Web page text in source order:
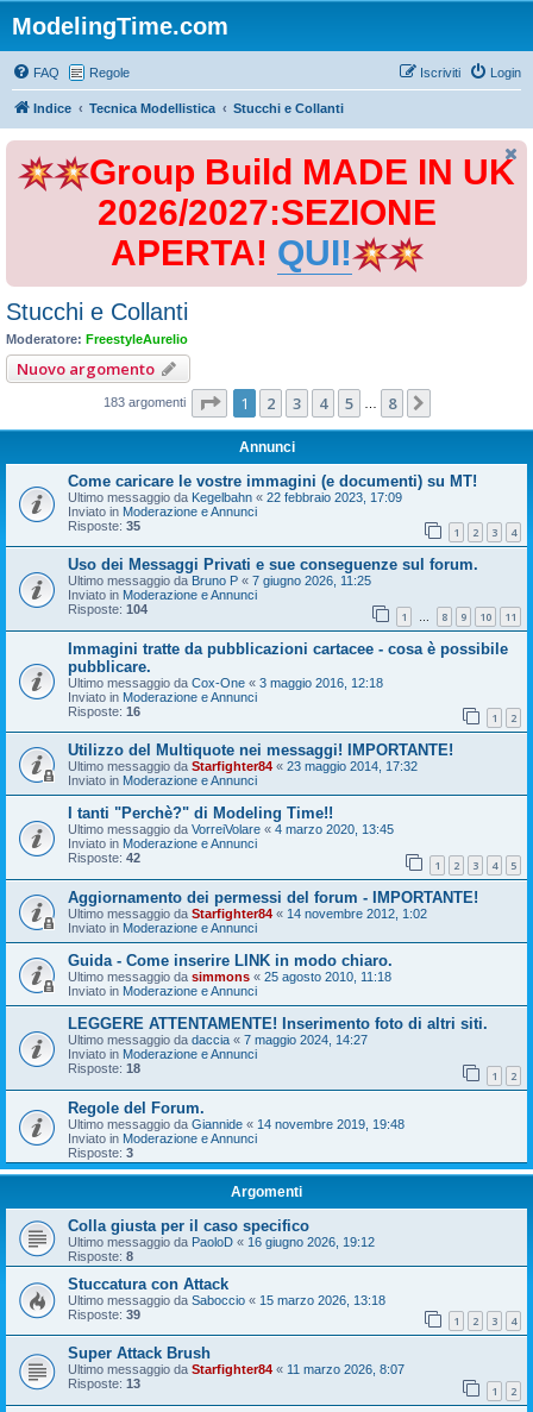
ModelingTime.com
FAQ Regole Login
Iscriviti
Indice Tecnica Modellistica Stucchi e Collanti
Group Build MADE IN UK
2026/2027:SEZIONE
APERTA! QUI!
Stucchi e Collanti
Moderatore: FreestyleAurelio
Nuovo argomento
183 argomenti Pagina di
1 2 3 4 5 8
Annunci
Come caricare le vostre immagini (e documenti) su MT!
Ultimo messaggio da Kegelbahn « 22 febbraio 2023, 17:09
Inviato in Moderazione e Annunci
Risposte: 35 1 2 3 4
Uso dei Messaggi Privati e sue conseguenze sul forum.
Ultimo messaggio da Bruno P « 7 giugno 2026, 11:25
Inviato in Moderazione e Annunci
Risposte: 104 1 … 8 9 10 11
Immagini tratte da pubblicazioni cartacee - cosa è possibile
pubblicare.
Ultimo messaggio da Cox-One « 3 maggio 2016, 12:18
Inviato in Moderazione e Annunci
Risposte: 16 1 2
Utilizzo del Multiquote nei messaggi! IMPORTANTE!
Ultimo messaggio da Starfighter84 « 23 maggio 2014, 17:32
Inviato in Moderazione e Annunci
I tanti "Perchè?" di Modeling Time!!
Ultimo messaggio da VorreiVolare « 4 marzo 2020, 13:45
Inviato in Moderazione e Annunci
Risposte: 42 1 2 3 4 5
Aggiornamento dei permessi del forum - IMPORTANTE!
Ultimo messaggio da Starfighter84 « 14 novembre 2012, 1:02
Inviato in Moderazione e Annunci
Guida - Come inserire LINK in modo chiaro.
Ultimo messaggio da simmons « 25 agosto 2010, 11:18
Inviato in Moderazione e Annunci
LEGGERE ATTENTAMENTE! Inserimento foto di altri siti.
Ultimo messaggio da daccia « 7 maggio 2024, 14:27
Inviato in Moderazione e Annunci
Risposte: 18 1 2
Regole del Forum.
Ultimo messaggio da Giannide « 14 novembre 2019, 19:48
Inviato in Moderazione e Annunci
Risposte: 3
Argomenti
Colla giusta per il caso specifico
Ultimo messaggio da PaoloD « 16 giugno 2026, 19:12
Risposte: 8
Stuccatura con Attack
Ultimo messaggio da Saboccio « 15 marzo 2026, 13:18
Risposte: 39 1 2 3 4
Super Attack Brush
Ultimo messaggio da Starfighter84 « 11 marzo 2026, 8:07
Risposte: 13 1 2